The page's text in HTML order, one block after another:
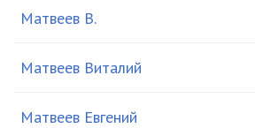
Матвеев В.
Матвеев Виталий
Матвеев Евгений